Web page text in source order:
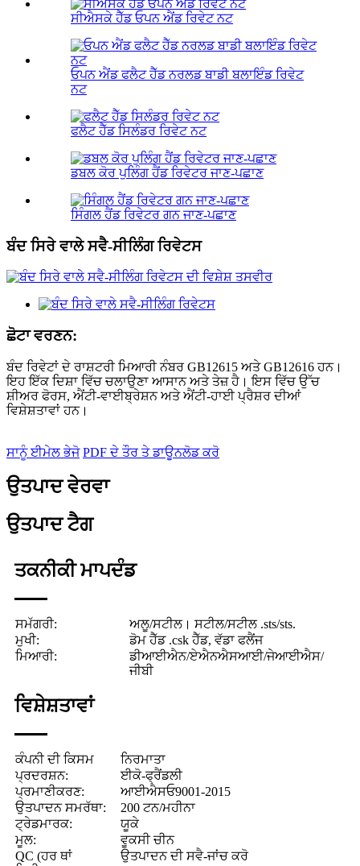
ਸੀਐਸਕੇ ਹੈੱਡ ਓਪਨ ਐਂਡ ਰਿਵੇਟ ਨਟ
ਓਪਨ ਐਂਡ ਫਲੈਟ ਹੈੱਡ ਨਰਲਡ ਬਾਡੀ ਬਲਾਇੰਡ ਰਿਵੇਟ
ਨਟ
ਫਲੈਟ ਹੈੱਡ ਸਿਲੰਡਰ ਰਿਵੇਟ ਨਟ
ਡਬਲ ਕੋਰ ਪੁਲਿੰਗ ਹੈਂਡ ਰਿਵੇਟਰ ਜਾਣ-ਪਛਾਣ
ਸਿੰਗਲ ਹੈਂਡ ਰਿਵੇਟਰ ਗਨ ਜਾਣ-ਪਛਾਣ
ਬੰਦ ਸਿਰੇ ਵਾਲੇ ਸਵੈ-ਸੀਲਿੰਗ ਰਿਵੇਟਸ
ਛੋਟਾ ਵਰਣਨ:
ਬੰਦ ਰਿਵੇਟਾਂ ਦੇ ਰਾਸ਼ਟਰੀ ਮਿਆਰੀ ਨੰਬਰ GB12615 ਅਤੇ GB12616 ਹਨ।
ਇਹ ਇੱਕ ਦਿਸ਼ਾ ਵਿੱਚ ਚਲਾਉਣਾ ਆਸਾਨ ਅਤੇ ਤੇਜ਼ ਹੈ। ਇਸ ਵਿੱਚ ਉੱਚ
ਸ਼ੀਅਰ ਫੋਰਸ, ਐਂਟੀ-ਵਾਈਬ੍ਰੇਸ਼ਨ ਅਤੇ ਐਂਟੀ-ਹਾਈ ਪ੍ਰੈਸ਼ਰ ਦੀਆਂ
ਵਿਸ਼ੇਸ਼ਤਾਵਾਂ ਹਨ।
ਸਾਨੂੰ ਈਮੇਲ ਭੇਜੋ PDF ਦੇ ਤੌਰ ਤੇ ਡਾਊਨਲੋਡ ਕਰੋ
ਉਤਪਾਦ ਵੇਰਵਾ
ਉਤਪਾਦ ਟੈਗ
ਤਕਨੀਕੀ ਮਾਪਦੰਡ
ਸਮੱਗਰੀ:
ਅਲੂ/ਸਟੀਲ। ਸਟੀਲ/ਸਟੀਲ .sts/sts.
ਮੁਖੀ:
ਡੋਮ ਹੈੱਡ .csk ਹੈੱਡ, ਵੱਡਾ ਫਲੈਂਜ
ਮਿਆਰੀ:
ਡੀਆਈਐਨ/ਏਐਨਐਸਆਈ/ਜੇਆਈਐਸ/
ਜੀਬੀ
ਵਿਸ਼ੇਸ਼ਤਾਵਾਂ
ਕੰਪਨੀ ਦੀ ਕਿਸਮ
ਨਿਰਮਾਤਾ
ਪ੍ਰਦਰਸ਼ਨ:
ਈਕੋ-ਫ੍ਰੈਂਡਲੀ
ਪ੍ਰਮਾਣੀਕਰਣ:
ਆਈਐਸਓ9001-2015
ਉਤਪਾਦਨ ਸਮਰੱਥਾ:
200 ਟਨ/ਮਹੀਨਾ
ਟ੍ਰੇਡਮਾਰਕ:
ਯੂਕੇ
ਮੂਲ:
ਵੂਕਸੀ ਚੀਨ
QC (ਹਰ ਥਾਂ
ਉਤਪਾਦਨ ਦੀ ਸਵੈ-ਜਾਂਚ ਕਰੋ